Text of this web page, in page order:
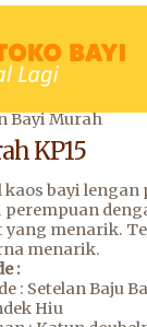
Bayi Murah
KP15
kaos bayi lengan
perempuan
yang menarik.
menarik.
:
: Setelan Baju
Hiu